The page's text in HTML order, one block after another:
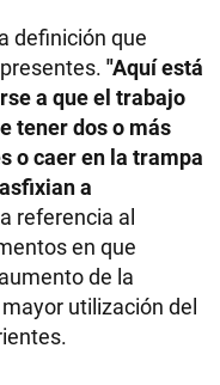
definición que
"Aquí está
a que el trabajo
tener dos o más
o caer en la trampa
a
referencia al
en que
de la
utilización del